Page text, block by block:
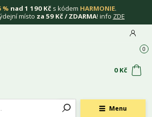
% nad 1 190 Kč s kódem HARMONIE.
místo za 59 Kč / ZDARMA! info ZDE
Menu
0
0 Kč